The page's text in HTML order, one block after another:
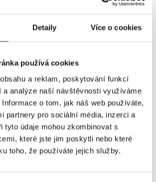
Detaily Více o cookies
používá cookies
a reklam, poskytování funkcí
a analýze naší návštěvnosti využíváme
o tom, jak náš web používáte,
partnery pro sociální média, inzerci a
tyto údaje mohou zkombinovat s
které jste jim poskytli nebo které
toho, že používáte jejich služby.
- UDINESE CALCIO
vyšší kategorie
Příplatek